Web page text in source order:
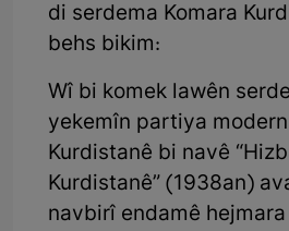
di serdema Komara
behs bikim:
Wî bi komek lawên
yekemîn partiya
Kurdistanê bi navê
Kurdistanê” (1938an)
navbirî endamê